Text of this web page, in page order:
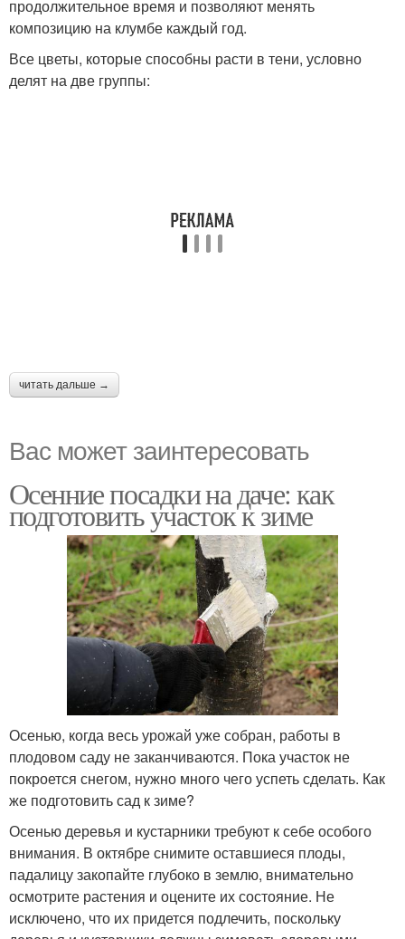
продолжительное время и позволяют менять
композицию на клумбе каждый год.
Все цветы, которые способны расти в тени, условно
делят на две группы:
читать дальше →
Вас может заинтересовать
Осенние посадки на даче: как
подготовить участок к зиме
Осенью, когда весь урожай уже собран, работы в
плодовом саду не заканчиваются. Пока участок не
покроется снегом, нужно много чего успеть сделать. Как
же подготовить сад к зиме?
Осенью деревья и кустарники требуют к себе особого
внимания. В октябре снимите оставшиеся плоды,
падалицу закопайте глубоко в землю, внимательно
осмотрите растения и оцените их состояние. Не
исключено, что их придется подлечить, поскольку